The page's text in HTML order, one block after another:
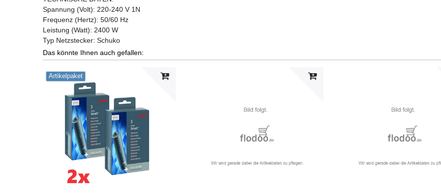
Spannung (Volt): 220-240 V 1N
Frequenz (Hertz): 50/60 Hz
Leistung (Watt): 2400 W
Typ Netzstecker: Schuko
Das könnte Ihnen auch gefallen:
Artikelpaket